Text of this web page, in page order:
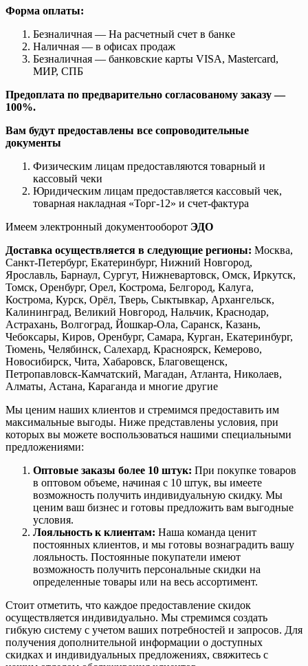
Форма оплаты:
Безналичная — На расчетный счет в банке
Наличная — в офисах продаж
Безналичная — банковские карты VISA, Mastercard,
МИР, СПБ
Предоплата по предварительно согласованому заказу —
100%.
Вам будут предоставлены все сопроводительные
документы
Физическим лицам предоставляются товарный и
кассовый чеки
Юридическим лицам предоставляется кассовый чек,
товарная накладная «Торг-12» и счет-фактура
Имеем электронный документооборот ЭДО
Доставка осуществляется в следующие регионы: Москва,
Санкт-Петербург, Екатеринбург, Нижний Новгород,
Ярославль, Барнаул, Сургут, Нижневартовск, Омск, Иркутск,
Томск, Оренбург, Орел, Кострома, Белгород, Калуга,
Кострома, Курск, Орёл, Тверь, Сыктывкар, Архангельск,
Калининград, Великий Новгород, Нальчик, Краснодар,
Астрахань, Волгоград, Йошкар-Ола, Саранск, Казань,
Чебоксары, Киров, Оренбург, Самара, Курган, Екатеринбург,
Тюмень, Челябинск, Салехард, Красноярск, Кемерово,
Новосибирск, Чита, Хабаровск, Благовещенск,
Петропавловск-Камчатский, Магадан, Атланта, Николаев,
Алматы, Астана, Караганда и многие другие
Мы ценим наших клиентов и стремимся предоставить им
максимальные выгоды. Ниже представлены условия, при
которых вы можете воспользоваться нашими специальными
предложениями:
Оптовые заказы более 10 штук: При покупке товаров
в оптовом объеме, начиная с 10 штук, вы имеете
возможность получить индивидуальную скидку. Мы
ценим ваш бизнес и готовы предложить вам выгодные
условия.
Лояльность к клиентам: Наша команда ценит
постоянных клиентов, и мы готовы вознаградить вашу
лояльность. Постоянные покупатели имеют
возможность получить персональные скидки на
определенные товары или на весь ассортимент.
Стоит отметить, что каждое предоставление скидок
осуществляется индивидуально. Мы стремимся создать
гибкую систему с учетом ваших потребностей и запросов. Для
получения дополнительной информации о доступных
скидках и индивидуальных предложениях, свяжитесь с